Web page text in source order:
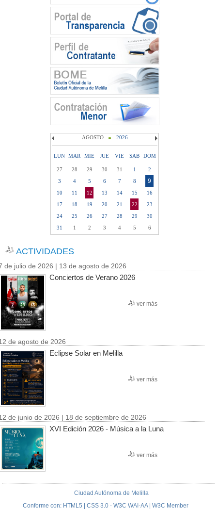
AGOSTO 2026
LUN MAR MIE JUE VIE SAB DOM
27 28 29 30 31 1
2
3
4 5 6 7 8 9
10 11 12 13 14 15
16
17
18 19 20 21 22
23
24
25 26 27 28 29
30
31
1 2 3 4 5 6
ACTIVIDADES
de julio de 2026 | 13 de agosto de 2026
Conciertos de Verano 2026
ver más
de agosto de 2026
Eclipse Solar en Melilla
ver más
de junio de 2026 | 18 de septiembre de 2026
XVI Edición 2026 - Música a la Luna
ver más
Ciudad Autónoma de Melilla
Conforme con: HTML5 | CSS 3.0 - W3C WAI-AA | W3C Member